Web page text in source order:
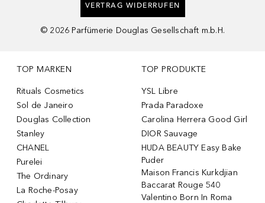
VERTRAG WIDERRUFEN
© 2026 Parfümerie Douglas Gesellschaft m.b.H.
TOP MARKEN
Rituals Cosmetics
Sol de Janeiro
Douglas Collection
Stanley
CHANEL
Purelei
The Ordinary
La Roche-Posay
TOP PRODUKTE
YSL Libre
Prada Paradoxe
Carolina Herrera Good Girl
DIOR Sauvage
HUDA BEAUTY Easy Bake
Puder
Maison Francis Kurkdjian
Baccarat Rouge 540
Valentino Born In Roma